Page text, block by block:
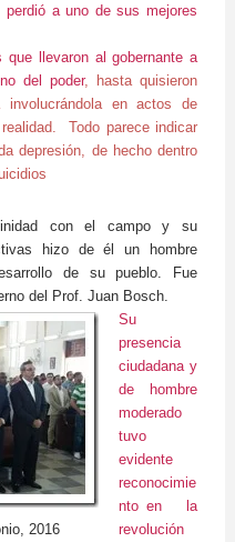
a uno de sus mejores
que llevaron al gobernante a
del poder, hasta quisieron
en actos de
Todo parece indicar
depresión, de hecho dentro
con el campo y su
hizo de él un hombre
de su pueblo. Fue
del Prof. Juan Bosch.
2016
Su
presencia
ciudadana y
de hombre
moderado
tuvo
evidente
reconocimie
nto en la
revolución